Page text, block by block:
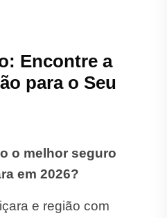
Encontre a
para o Seu
o melhor seguro
em 2026?
e região com